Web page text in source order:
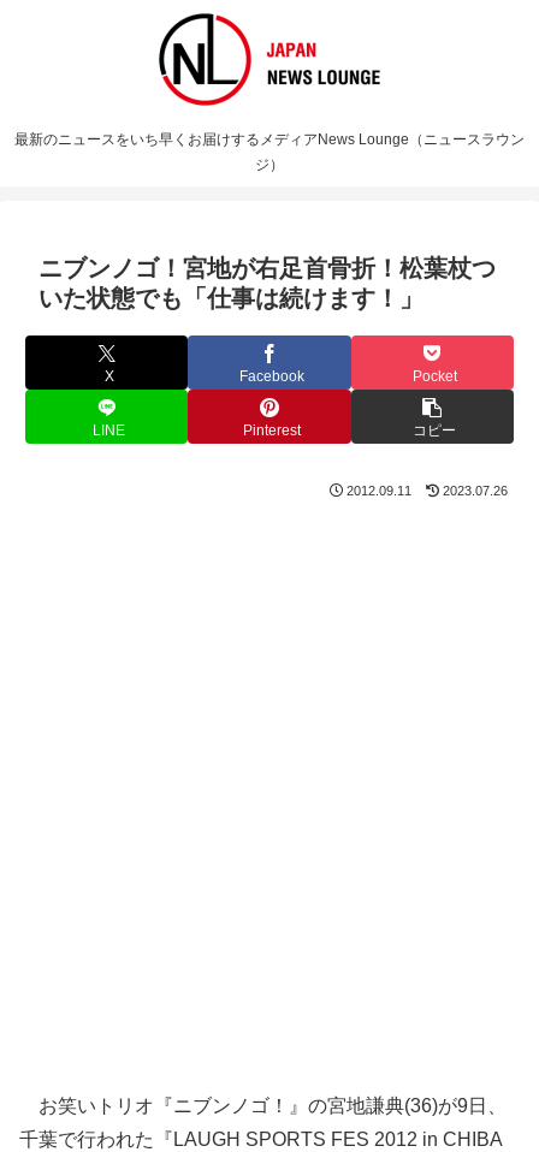
最新のニュースをいち早くお届けするメディアNews Lounge（ニュースラウン
ジ）
ニブンノゴ！宮地が右足首骨折！松葉杖つ
いた状態でも「仕事は続けます！」
X Facebook Pocket
LINE Pinterest コピー
2012.09.11 2023.07.26
お笑いトリオ『ニブンノゴ！』の宮地謙典(36)が9日、
千葉で行われた『LAUGH SPORTS FES 2012 in CHIBA